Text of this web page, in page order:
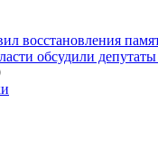
восстановления
обсудили